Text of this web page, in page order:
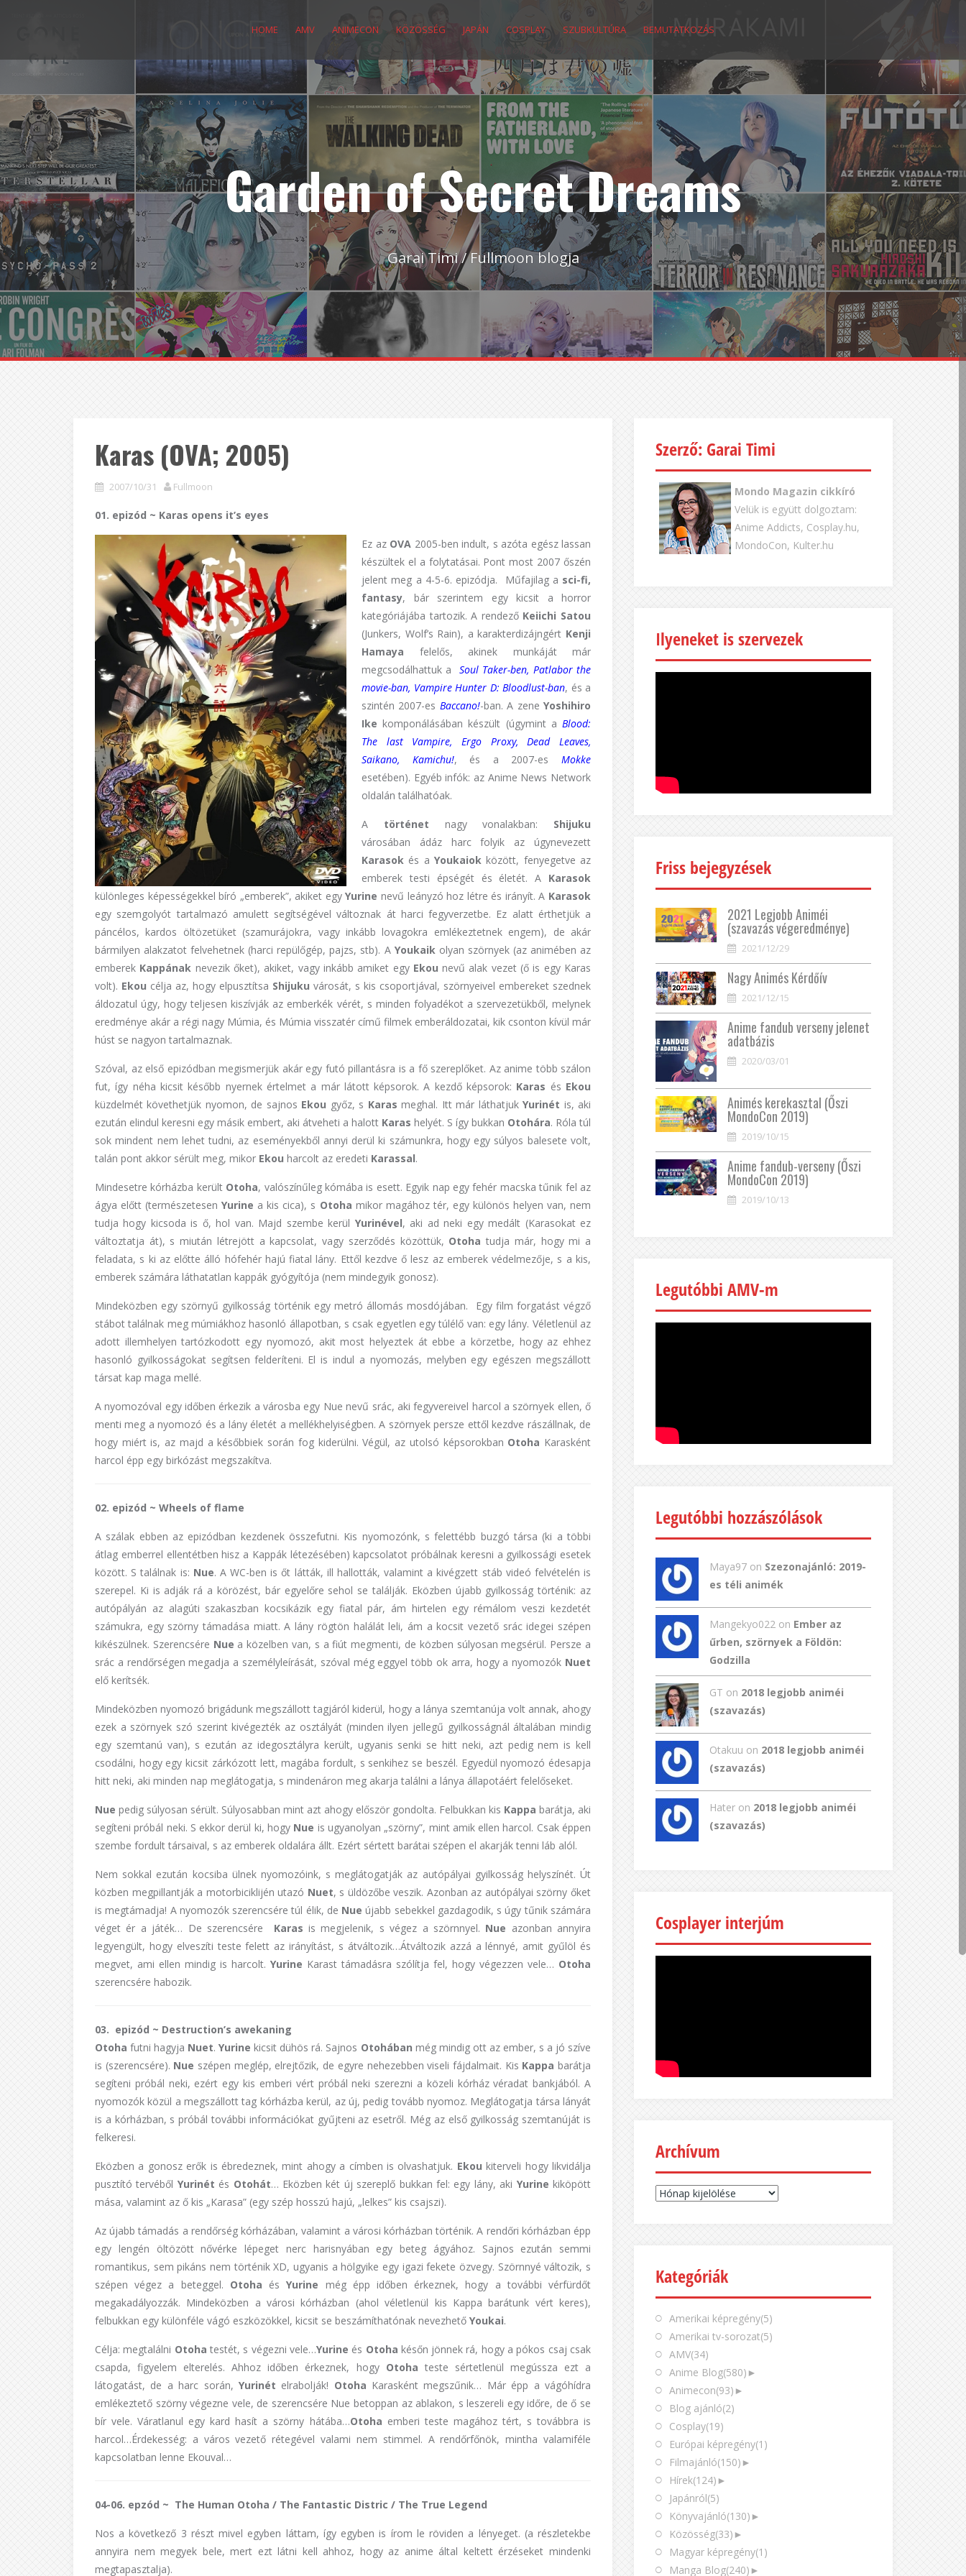
HOME AMV ANIMECON KÖZÖSSÉG JAPÁN COSPLAY SZUBKULTÚRA BEMUTATKOZÁS
Garden of Secret Dreams
Garai Timi / Fullmoon blogja
Karas (OVA; 2005)
2007/10/31 Fullmoon
01. epizód ~ Karas opens it’s eyes
Ez az OVA 2005-ben indult, s azóta egész lassan
készültek el a folytatásai. Pont most 2007 őszén
jelent meg a 4-5-6. epizódja. Műfajilag a sci-fi,
fantasy, bár szerintem egy kicsit a horror
kategóriájába tartozik. A rendező Keiichi Satou
(Junkers, Wolf’s Rain), a karakterdizájngért Kenji
Hamaya felelős, akinek munkáját már
megcsodálhattuk a Soul Taker-ben, Patlabor the
movie-ban, Vampire Hunter D: Bloodlust-ban, és a
szintén 2007-es Baccano!-ban. A zeneYoshihiro
Ike komponálásában készült (úgymint a Blood:
The last Vampire, Ergo Proxy, Dead Leaves,
Saikano, Kamichu!, és a 2007-esMokke
esetében). Egyéb infók: az Anime News Network
oldalán találhatóak.
A történet nagy vonalakban: Shijuku
városában ádáz harc folyik az úgynevezett
Karasok és aYoukaiok között, fenyegetve az
emberek testi épségét és életét. A Karasok
különleges képességekkel bíró „emberek”, akiket egyYurinenevű leányzó hoz létre és irányít. A Karasok
egy szemgolyót tartalmazó amulett segítségével változnak át harci fegyverzetbe. Ez alatt érthetjük a
páncélos, kardos öltözetüket (szamurájokra, vagy inkább lovagokra emlékeztetnek engem), de akár
bármilyen alakzatot felvehetnek (harci repülőgép, pajzs, stb). A Youkaik olyan szörnyek (az animében az
emberek Kappának nevezik őket), akiket, vagy inkább amiket egy Ekounevű alak vezet (ő is egy Karas
volt). Ekou célja az, hogy elpusztítsa Shijuku városát, s kis csoportjával, szörnyeivel embereket szednek
áldozatul úgy, hogy teljesen kiszívják az emberkék vérét, s minden folyadékot a szervezetükből, melynek
eredménye akár a régi nagy Múmia, és Múmia visszatér című filmek emberáldozatai, kik csonton kívül már
húst se nagyon tartalmaznak.
Szóval, az első epizódban megismerjük akár egy futó pillantásra is a fő szereplőket. Az anime több szálon
fut, így néha kicsit később nyernek értelmet a már látott képsorok. A kezdő képsorok: Karas és Ekou
küzdelmét követhetjük nyomon, de sajnos Ekou győz, s Karasmeghal. Itt már láthatjukYurinét is, aki
ezután elindul keresni egy másik embert, aki átveheti a halott Karas helyét. S így bukkan Otohára. Róla túl
sok mindent nem lehet tudni, az eseményekből annyi derül ki számunkra, hogy egy súlyos balesete volt,
talán pont akkor sérült meg, mikor Ekou harcolt az eredeti Karassal.
Mindesetre kórházba került Otoha, valószínűleg kómába is esett. Egyik nap egy fehér macska tűnik fel az
ágya előtt (természetesenYurine a kis cica), s Otoha mikor magához tér, egy különös helyen van, nem
tudja hogy kicsoda is ő, hol van. Majd szembe kerül Yurinével, aki ad neki egy medált (Karasokat ez
változtatja át), s miután létrejött a kapcsolat, vagy szerződés közöttük, Otohatudja már, hogy mi a
feladata, s ki az előtte álló hófehér hajú fiatal lány. Ettől kezdve ő lesz az emberek védelmezője, s a kis,
emberek számára láthatatlan kappák gyógyítója (nem mindegyik gonosz).
Mindeközben egy szörnyű gyilkosság történik egy metró állomás mosdójában. Egy film forgatást végző
stábot találnak meg múmiákhoz hasonló állapotban, s csak egyetlen egy túlélő van: egy lány. Véletlenül az
adott illemhelyen tartózkodott egy nyomozó, akit most helyeztek át ebbe a körzetbe, hogy az ehhez
hasonló gyilkosságokat segítsen felderíteni. El is indul a nyomozás, melyben egy egészen megszállott
társat kap maga mellé.
A nyomozóval egy időben érkezik a városba egy Nue nevű srác, aki fegyvereivel harcol a szörnyek ellen, ő
menti meg a nyomozó és a lány életét a mellékhelyiségben. A szörnyek persze ettől kezdve rászállnak, de
hogy miért is, az majd a későbbiek során fog kiderülni. Végül, az utolsó képsorokban Otoha Karasként
harcol épp egy birkózást megszakítva.
02. epizód ~ Wheels of flame
A szálak ebben az epizódban kezdenek összefutni. Kis nyomozónk, s felettébb buzgó társa (ki a többi
átlag emberrel ellentétben hisz a Kappák létezésében) kapcsolatot próbálnak keresni a gyilkossági esetek
között. S találnak is: Nue. A WC-ben is őt látták, ill hallották, valamint a kivégzett stáb videó felvételén is
szerepel. Ki is adják rá a körözést, bár egyelőre sehol se találják. Eközben újabb gyilkosság történik: az
autópályán az alagúti szakaszban kocsikázik egy fiatal pár, ám hirtelen egy rémálom veszi kezdetét
számukra, egy szörny támadása miatt. A lány rögtön halálát leli, ám a kocsit vezető srác idegei szépen
kikészülnek. Szerencsére Nue a közelben van, s a fiút megmenti, de közben súlyosan megsérül. Persze a
srác a rendőrségen megadja a személyleírását, szóval még eggyel több ok arra, hogy a nyomozók Nuet
elő kerítsék.
Mindeközben nyomozó brigádunk megszállott tagjáról kiderül, hogy a lánya szemtanúja volt annak, ahogy
ezek a szörnyek szó szerint kivégezték az osztályát (minden ilyen jellegű gyilkosságnál általában mindig
egy szemtanú van), s ezután az idegosztályra került, ugyanis senki se hitt neki, azt pedig nem is kell
csodálni, hogy egy kicsit zárkózott lett, magába fordult, s senkihez se beszél. Egyedül nyomozó édesapja
hitt neki, aki minden nap meglátogatja, s mindenáron meg akarja találni a lánya állapotáért felelőseket.
Nue pedig súlyosan sérült. Súlyosabban mint azt ahogy először gondolta. Felbukkan kis Kappa barátja, aki
segíteni próbál neki. S ekkor derül ki, hogy Nue is ugyanolyan „szörny”, mint amik ellen harcol. Csak éppen
szembe fordult társaival, s az emberek oldalára állt. Ezért sértett barátai szépen el akarják tenni láb alól.
Nem sokkal ezután kocsiba ülnek nyomozóink, s meglátogatják az autópályai gyilkosság helyszínét. Út
közben megpillantják a motorbiciklijén utazó Nuet, s üldözőbe veszik. Azonban az autópályai szörny őket
is megtámadja! A nyomozók szerencsére túl élik, de Nueújabb sebekkel gazdagodik, s úgy tűnik számára
véget ér a játék… De szerencsére Karas is megjelenik, s végez a szörnnyel. Nue azonban annyira
legyengült, hogy elveszíti teste felett az irányítást, s átváltozik…Átváltozik azzá a lénnyé, amit gyűlöl és
megvet, ami ellen mindig is harcolt. Yurine Karast támadásra szólítja fel, hogy végezzen vele… Otoha
szerencsére habozik.
03. epizód ~ Destruction’s awekaning
Otohafutni hagyja Nuet.Yurinekicsit dühös rá. Sajnos Otohában még mindig ott az ember, s a jó szíve
is (szerencsére). Nue szépen meglép, elrejtőzik, de egyre nehezebben viseli fájdalmait. Kis Kappabarátja
segíteni próbál neki, ezért egy kis emberi vért próbál neki szerezni a közeli kórház véradat bankjából. A
nyomozók közül a megszállott tag kórházba kerül, az új, pedig tovább nyomoz. Meglátogatja társa lányát
is a kórházban, s próbál további információkat gyűjteni az esetről. Még az első gyilkosság szemtanúját is
felkeresi.
Eközben a gonosz erők is ébredeznek, mint ahogy a címben is olvashatjuk. Ekoukiterveli hogy likvidálja
pusztító tervéből Yurinét és Otohát… Eközben két új szereplő bukkan fel: egy lány, aki Yurinekiköpött
mása, valamint az ő kis „Karasa” (egy szép hosszú hajú, „lelkes” kis csajszi).
Az újabb támadás a rendőrség kórházában, valamint a városi kórházban történik. A rendőri kórházban épp
egy lengén öltözött nővérke lépeget nerc harisnyában egy beteg ágyához. Sajnos ezután semmi
romantikus, sem pikáns nem történik XD, ugyanis a hölgyike egy igazi fekete özvegy. Szörnnyé változik, s
szépen végez a beteggel. Otoha ésYurine még épp időben érkeznek, hogy a további vérfürdőt
megakadályozzák. Mindeközben a városi kórházban (ahol véletlenül kis Kappa barátunk vért keres),
felbukkan egy különféle vágó eszközökkel, kicsit se beszámíthatónak nevezhető Youkai.
Célja: megtalálni Otoha testét, s végezni vele…Yurine és Otoha későn jönnek rá, hogy a pókos csaj csak
csapda, figyelem elterelés. Ahhoz időben érkeznek, hogy Otoha teste sértetlenül megússza ezt a
látogatást, de a harc során, Yurinét elrabolják! Otoha Karasként megszűnik… Már épp a vágóhídra
emlékeztető szörny végezne vele, de szerencsére Nue betoppan az ablakon, s leszereli egy időre, de ő se
bír vele. Váratlanul egy kard hasít a szörny hátába…Otoha emberi teste magához tért, s továbbra is
harcol…Érdekesség: a város vezető rétegével valami nem stimmel. A rendőrfőnök, mintha valamiféle
kapcsolatban lenne Ekouval…
04-06. epzód ~ The Human Otoha / The Fantastic Distric / The True Legend
Nos a következő 3 részt mivel egyben láttam, így egyben is írom le röviden a lényeget. (a részletekbe
annyira nem megyek bele, mert ezt látni kell ahhoz, hogy az anime által keltett érzéseket mindenki
megtapasztalja).
Szerző: Garai Timi
Mondo Magazin cikkíró
Velük is együtt dolgoztam:
Anime Addicts, Cosplay.hu,
MondoCon, Kulter.hu
Ilyeneket is szervezek
Friss bejegyzések
2021 Legjobb Animéi
(szavazás végeredménye)
2021/12/29
Nagy Animés Kérdőív
2021/12/15
Anime fandub verseny jelenet
adatbázis
2020/03/01
Animés kerekasztal (Őszi
MondoCon 2019)
2019/10/15
Anime fandub-verseny (Őszi
MondoCon 2019)
2019/10/13
Legutóbbi AMV-m
Legutóbbi hozzászólások
Maya97 on Szezonajánló: 2019-
es téli animék
Mangekyo022 on Ember az
űrben, szörnyek a Földön:
Godzilla
GT on 2018 legjobb animéi
(szavazás)
Otakuu on 2018 legjobb animéi
(szavazás)
Hater on 2018 legjobb animéi
(szavazás)
Cosplayer interjúm
Archívum
Archívum
Kategóriák
Amerikai képregény(5)
Amerikai tv-sorozat(5)
AMV(34)
Anime Blog(580) ►
Animecon(93) ►
Blog ajánló(2)
Cosplay(19)
Európai képregény(1)
Filmajánló(150) ►
Hírek(124) ►
Japánról(5)
Könyvajánló(130) ►
Közösség(33) ►
Magyar képregény(1)
Manga Blog(240) ►